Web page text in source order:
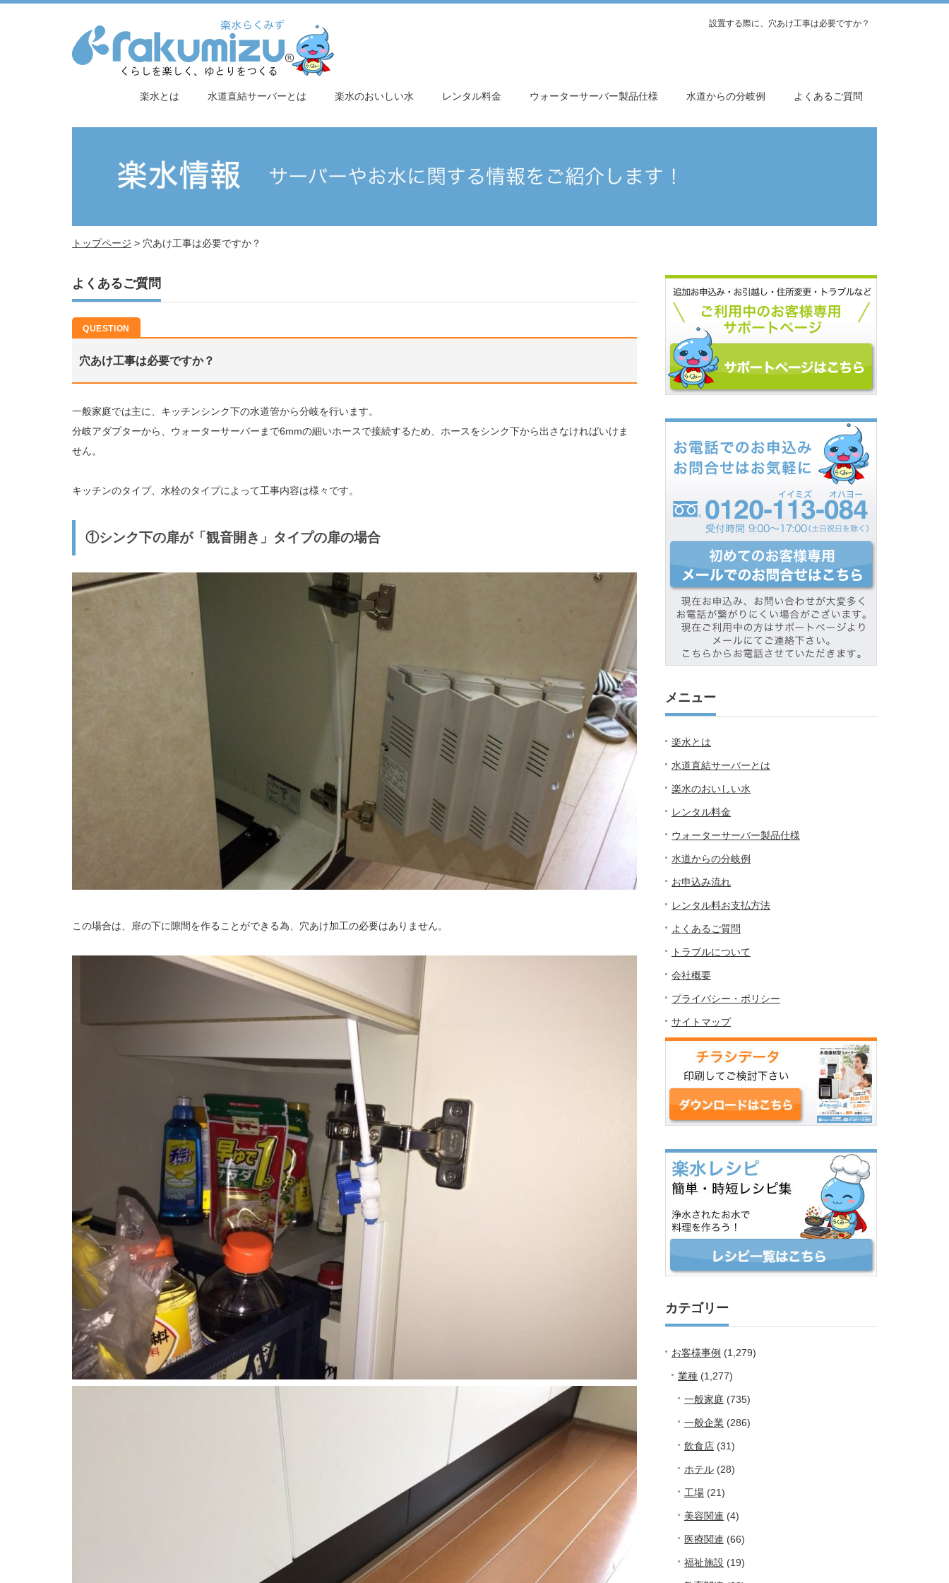
楽水とは 水道直結サーバーとは 楽水のおいしい水 レンタル料金 ウォーターサーバー製品仕様 水道からの分岐例 よくあるご質問
設置する際に、穴あけ工事は必要ですか？
トップページ > 穴あけ工事は必要ですか？
よくあるご質問
穴あけ工事は必要ですか？
一般家庭では主に、キッチンシンク下の水道管から分岐を行います。
分岐アダプターから、ウォーターサーバーまで6mmの細いホースで接続するため、ホースをシンク下から出さなければいけま
せん。
キッチンのタイプ、水栓のタイプによって工事内容は様々です。
①シンク下の扉が「観音開き」タイプの扉の場合
この場合は、扉の下に隙間を作ることができる為、穴あけ加工の必要はありません。
メニュー
楽水とは
水道直結サーバーとは
楽水のおいしい水
レンタル料金
ウォーターサーバー製品仕様
水道からの分岐例
お申込み流れ
レンタル料お支払方法
よくあるご質問
トラブルについて
会社概要
プライバシー・ポリシー
サイトマップ
カテゴリー
お客様事例 (1,279)
業種 (1,277)
一般家庭 (735)
一般企業 (286)
飲食店 (31)
ホテル (28)
工場 (21)
美容関連 (4)
医療関連 (66)
福祉施設 (19)